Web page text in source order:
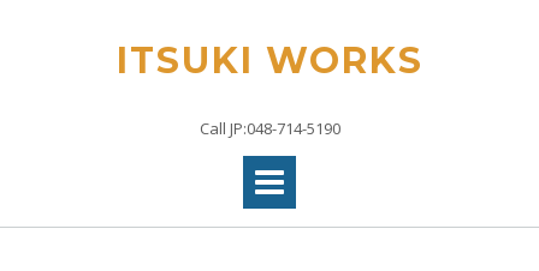
ITSUKI WORKS
Call JP:048-714-5190